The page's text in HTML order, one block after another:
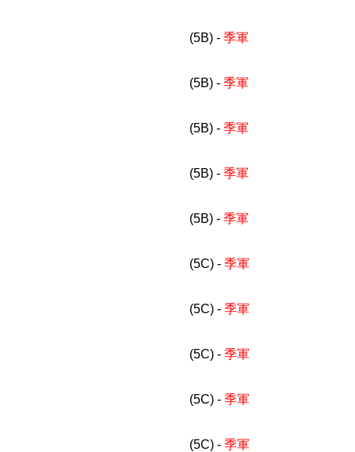
(5B) - 季軍
(5B) - 季軍
(5B) - 季軍
(5B) - 季軍
(5B) - 季軍
(5C) - 季軍
(5C) - 季軍
(5C) - 季軍
(5C) - 季軍
(5C) - 季軍